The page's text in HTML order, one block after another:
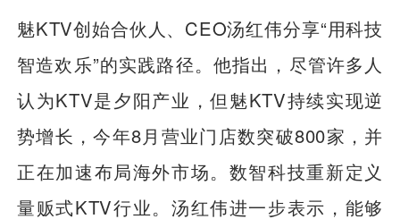
魅KTV创始合伙人、CEO汤红伟分享“用科技
智造欢乐”的实践路径。他指出，尽管许多人
认为KTV是夕阳产业，但魅KTV持续实现逆
势增长，今年8月营业门店数突破800家，并
正在加速布局海外市场。数智科技重新定义
量贩式KTV行业。汤红伟进一步表示，能够